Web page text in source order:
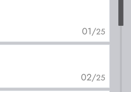
01/25
02/25